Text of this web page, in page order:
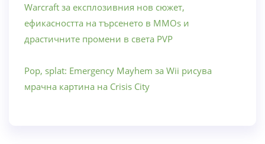
Warcraft за експлозивния нов сюжет,
ефикасността на търсенето в MMOs и
драстичните промени в света PVP
Pop, splat: Emergency Mayhem за Wii рисува
мрачна картина на Crisis City